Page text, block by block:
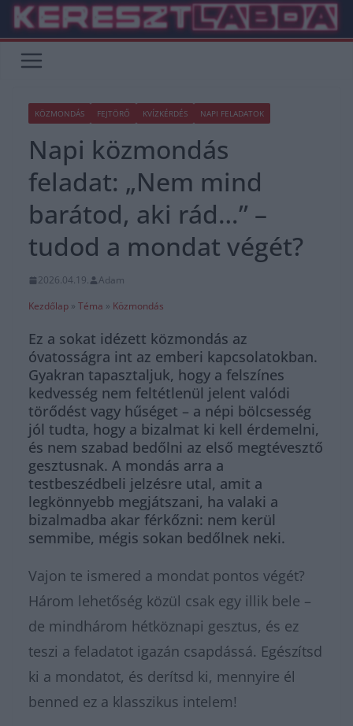
Skip
content
KÖZMONDÁS FEJTÖRŐ KVÍZKÉRDÉS NAPI FELADATOK
Napi közmondás
feladat: „Nem mind
barátod, aki rád…” –
tudod a mondat végét?
2026.04.19.
Adam
Kezdőlap » Téma » Közmondás
Ez a sokat idézett közmondás az
óvatosságra int az emberi kapcsolatokban.
Gyakran tapasztaljuk, hogy a felszínes
kedvesség nem feltétlenül jelent valódi
törődést vagy hűséget – a népi bölcsesség
jól tudta, hogy a bizalmat ki kell érdemelni,
és nem szabad bedőlni az első megtévesztő
gesztusnak. A mondás arra a
testbeszédbeli jelzésre utal, amit a
legkönnyebb megjátszani, ha valaki a
bizalmadba akar férkőzni: nem kerül
semmibe, mégis sokan bedőlnek neki.
Vajon te ismered a mondat pontos végét?
Három lehetőség közül csak egy illik bele –
de mindhárom hétköznapi gesztus, és ez
teszi a feladatot igazán csapdássá. Egészítsd
ki a mondatot, és derítsd ki, mennyire él
benned ez a klasszikus intelem!